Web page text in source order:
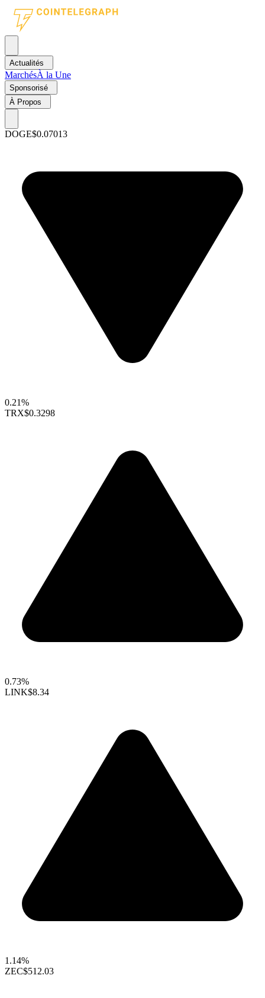
Actualités
MarchésÀ la Une
Sponsorisé
À Propos
DOGE$0.07013
0.21%
TRX$0.3298
0.73%
LINK$8.34
1.14%
ZEC$512.03